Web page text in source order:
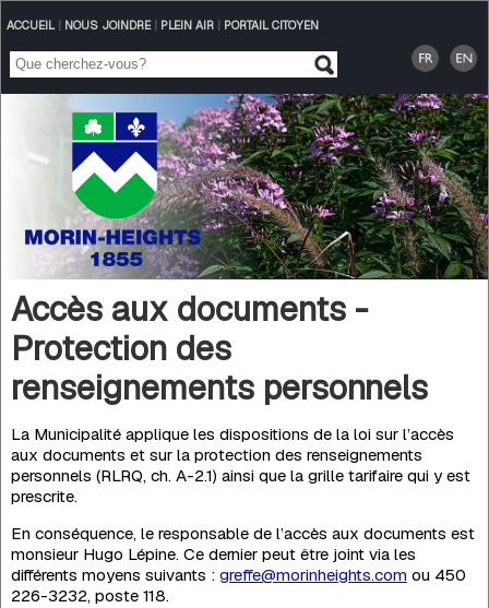
ACCUEIL| NOUS JOINDRE| PLEIN AIR| PORTAIL CITOYEN
Accès aux documents -
Protection des
renseignements personnels
La Municipalité applique les dispositions de la loi sur l’accès
aux documents et sur la protection des renseignements
personnels (RLRQ, ch. A-2.1) ainsi que la grille tarifaire qui y est
prescrite.
En conséquence, le responsable de l’accès aux documents est
monsieur Hugo Lépine. Ce dernier peut être joint via les
différents moyens suivants : greffe@morinheights.com ou 450
226-3232, poste 118.